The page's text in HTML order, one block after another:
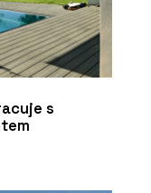
s